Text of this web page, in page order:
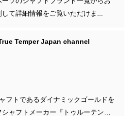
て詳細情報をご覧いただけま...
Temper Japan channel
フトであるダイナミックゴールドを
ャフトメーカー『トゥルーテンパ